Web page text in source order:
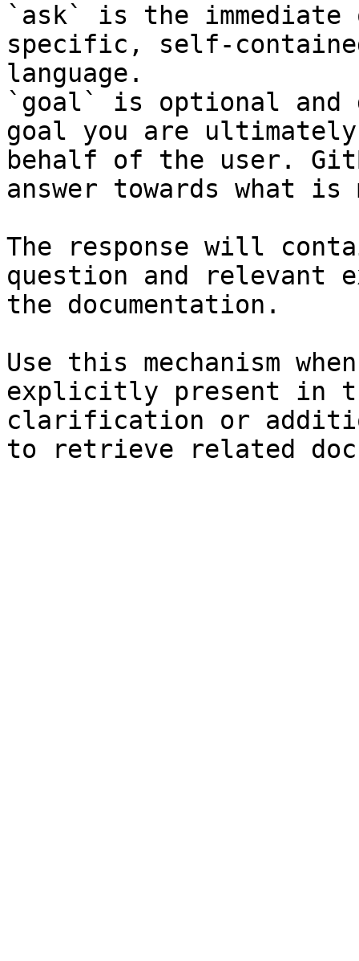
`ask` is the
specific, self-
language.
`goal` is optional and
goal you are
behalf of the user.
answer towards what
The response will
question and relevant
the documentation.
Use this mechanism
explicitly present in
clarification or